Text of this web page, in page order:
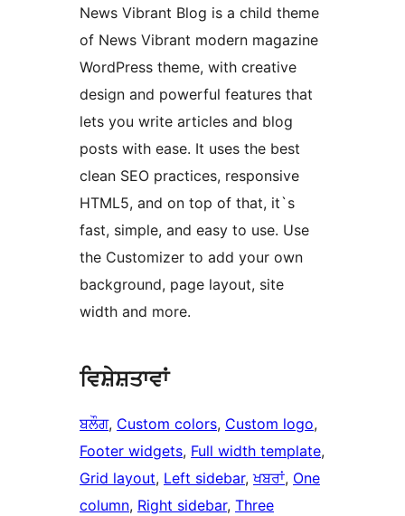
News Vibrant Blog is a child theme
of News Vibrant modern magazine
WordPress theme, with creative
design and powerful features that
lets you write articles and blog
posts with ease. It uses the best
clean SEO practices, responsive
HTML5, and on top of that, it`s
fast, simple, and easy to use. Use
the Customizer to add your own
background, page layout, site
width and more.
ਵਿਸ਼ੇਸ਼ਤਾਵਾਂ
ਬਲੌਗ, Custom colors, Custom logo
Footer widgets, Full width template
Grid layout, Left sidebar, ਖਬਰਾਂ, One
column, Right sidebar, Three